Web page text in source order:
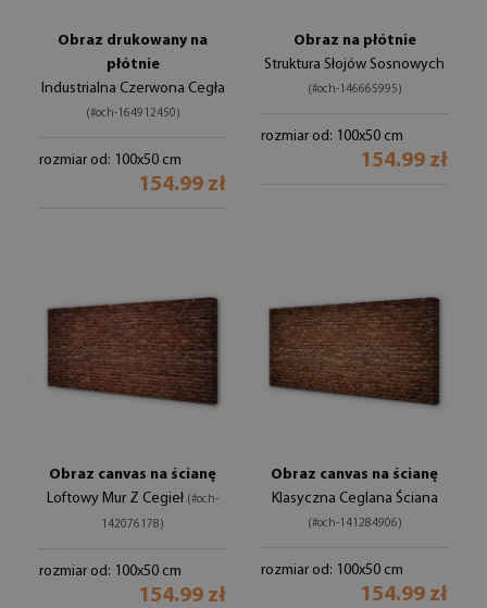
Obraz drukowany na
płótnie
Industrialna Czerwona Cegła
(#och-164912450)
rozmiar od: 100x50 cm
154.99 zł
Obraz na płótnie
Struktura Słojów Sosnowych
(#och-146665995)
rozmiar od: 100x50 cm
154.99 zł
Obraz canvas na ścianę
Loftowy Mur Z Cegieł (#och-
142076178)
rozmiar od: 100x50 cm
154.99 zł
Obraz canvas na ścianę
Klasyczna Ceglana Ściana
(#och-141284906)
rozmiar od: 100x50 cm
154.99 zł